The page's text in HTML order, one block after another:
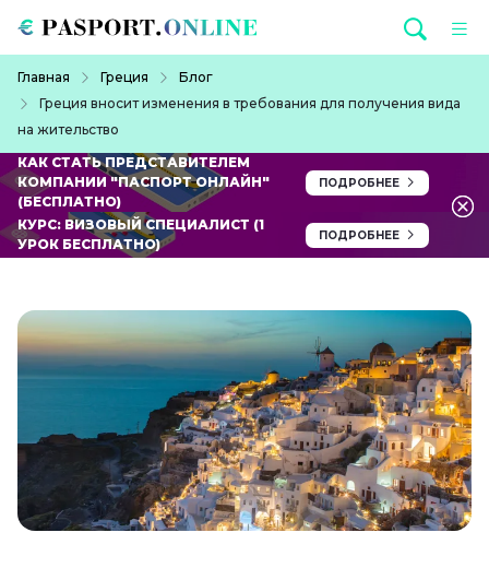
Главная Греция
Блог
Греция вносит изменения в требования для получения вида
на жительство
КАК СТАТЬ ПРЕДСТАВИТЕЛЕМ
КОМПАНИИ "ПАСПОРТ ОНЛАЙН"
(БЕСПЛАТНО)
ПОДРОБНЕЕ
КУРС: ВИЗОВЫЙ СПЕЦИАЛИСТ (1
УРОК БЕСПЛАТНО)
ПОДРОБНЕЕ